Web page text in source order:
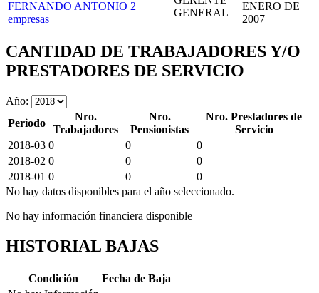
FERNANDO ANTONIO 2
empresas
GENERAL
ENERO DE
2007
CANTIDAD DE TRABAJADORES Y/O
PRESTADORES DE SERVICIO
Año:
Periodo
Nro.
Trabajadores
Nro.
Pensionistas
Nro. Prestadores de
Servicio
2018-03 0 0
0
2018-02 0 0
0
2018-01 0 0
0
No hay datos disponibles para el año seleccionado.
No hay información financiera disponible
HISTORIAL BAJAS
Condición
Fecha de Baja